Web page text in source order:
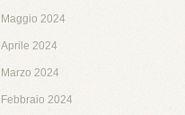
Maggio 2024
Aprile 2024
Marzo 2024
Febbraio 2024